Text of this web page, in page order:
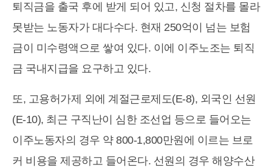
퇴직금을 출국 후에 받게 되어 있고, 신청 절차를 몰라
못받는 노동자가 대다수다. 현재 250억이 넘는 보험
금이 미수령액으로 쌓여 있다. 이에 이주노조는 퇴직
금 국내지급을 요구하고 있다.
또, 고용허가제 외에 계절근로제도(E-8), 외국인 선원
(E-10), 최근 구직난이 심한 조선업 등으로 들어오는
이주노동자의 경우 약 800-1,800만원에 이르는 브로
커 비용을 제공하고 들어온다. 선원의 경우 해양수산